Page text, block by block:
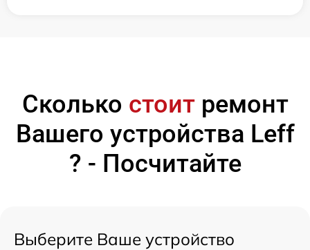
Сколько стоитремонт
Вашего устройства Leff
? - Посчитайте
Выберите Ваше устройство